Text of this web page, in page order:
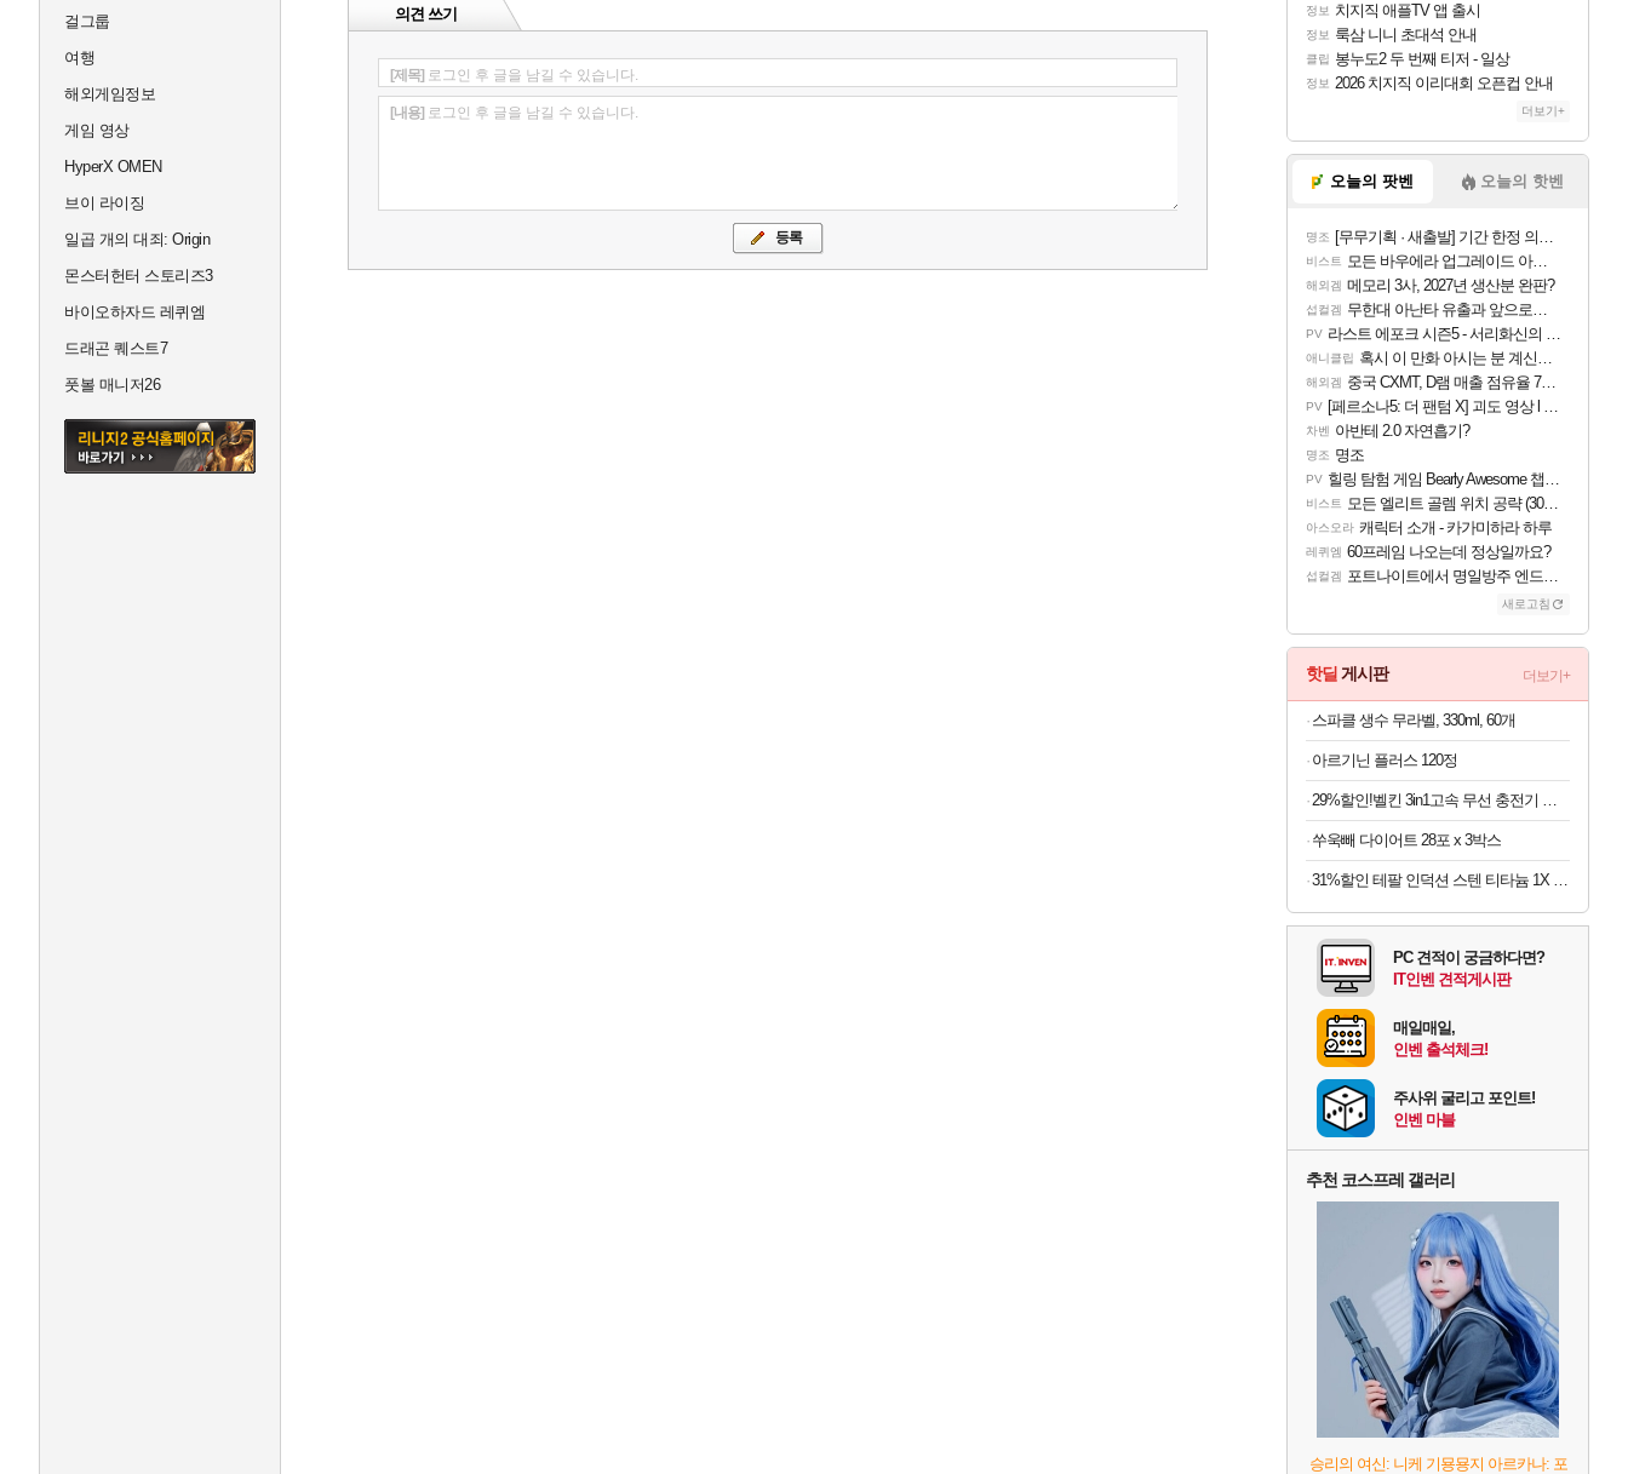
걸그룹
여행
해외게임정보
게임 영상
HyperX OMEN
브이 라이징
일곱 개의 대죄: Origin
몬스터헌터 스토리즈3
바이오하자드 레퀴엠
드래곤 퀘스트7
풋볼 매니저26
의견 쓰기
[제목] 로그인 후 글을 남길 수 있습니다.
[내용] 로그인 후 글을 남길 수 있습니다.
정보 치지직 애플TV 앱 출시
정보 룩삼 니니 초대석 안내
클립 봉누도2 두 번째 티저 - 일상
정보 2026 치지직 이리대회 오픈컵 안내
더보기+
오늘의 팟벤 오늘의 핫벤
명조 [무무기획 · 새출발] 기간 한정 의뢰 이벤트
비스트 모든 바우에라 업그레이드 아이템 획득 위치 공략 (89개)
해외겜 메모리 3사, 2027년 생산분 완판?
섭컬겜 무한대 아난타 유출과 앞으로의 예상 (루머)
PV 라스트 에포크 시즌5 - 서리화신의 분노 티저
애니클립 혹시 이 만화 아시는 분 계신가요
해외겜 중국 CXMT, D램 매출 점유율 7%…글로벌 4위로 부상
PV [페르소나5: 더 팬텀 X] 괴도 영상 l 타카마키 안·댄싱 스타
차벤 아반테 2.0 자연흡기?
명조 명조
PV 힐링 탐험 게임 Bearly Awesome 챕터 1 트레일러
비스트 모든 엘리트 골렘 위치 공략 (30개) - 방랑 결투가
아스오라 캐릭터 소개 - 카가미하라 하루
레퀴엠 60프레임 나오는데 정상일까요?
섭컬겜 포트나이트에서 명일방주 엔드필드 [펠리카] 판매 예정
새로고침
핫딜 게시판 더보기+
스파클 생수 무라벨, 330ml, 60개
아르기닌 플러스 120정
29%할인!벨킨 3in1고속 무선 충전기 갤럭시S26 아이폰17 호환
쑤욱빼 다이어트 28포 x 3박스
31%할인 테팔 인덕션 스텐 티타늄 1X 디네토 프라이팬 28CM
PC 견적이 궁금하다면?
IT인벤 견적게시판
매일매일,
인벤 출석체크!
주사위 굴리고 포인트!
인벤 마블
추천 코스프레 갤러리
승리의 여신: 니케 기묭묭지 아르카나: 포